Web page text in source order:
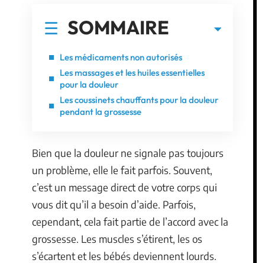
SOMMAIRE
Les médicaments non autorisés
Les massages et les huiles essentielles
pour la douleur
Les coussinets chauffants pour la douleur
pendant la grossesse
Bien que la douleur ne signale pas toujours
un problème, elle le fait parfois. Souvent,
c’est un message direct de votre corps qui
vous dit qu’il a besoin d’aide. Parfois,
cependant, cela fait partie de l’accord avec la
grossesse. Les muscles s’étirent, les os
s’écartent et les bébés deviennent lourds.